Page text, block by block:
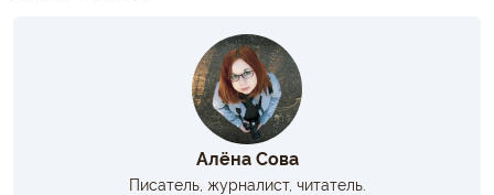
Алёна Сова
Писатель, журналист, читатель.